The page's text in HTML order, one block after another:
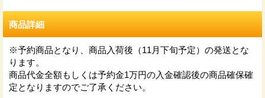
商品詳細
※予約商品となり、商品入荷後（11月下旬予定）の発送とな
ります。
商品代金全額もしくは予約金1万円の入金確認後の商品確保確
定となりますのでご了承ください。